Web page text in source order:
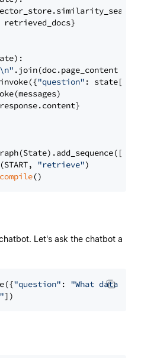
retrieved_docs}
):
.join(doc.page_content
"question" : state[
"retrieve")
compile
Let's ask the chatbot a
"question" : "What data